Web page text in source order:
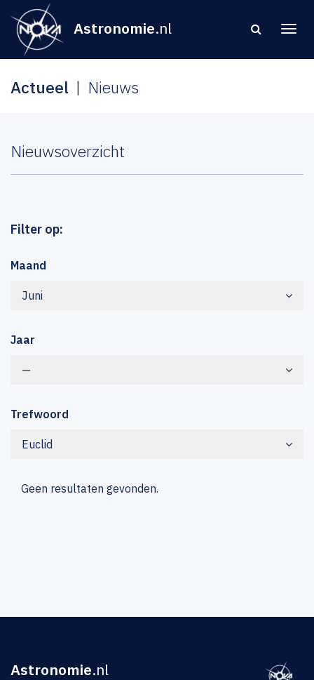
Astronomie.nl
Actueel Nieuws
Nieuwsoverzicht
Filter op:
Maand
Juni
Jaar
—
Trefwoord
Euclid
Geen resultaten gevonden.
Astronomie.nl